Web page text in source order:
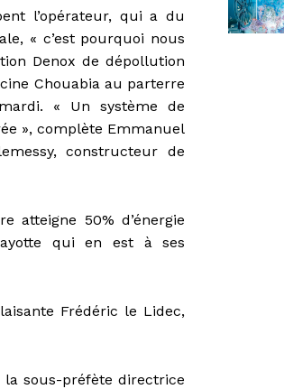
l’opérateur, qui a du
« c’est pourquoi nous
Denox de dépollution
Chouabia au parterre
« Un système de
», complète Emmanuel
constructeur de
50% d’énergie
qui en est à ses
Frédéric le Lidec,
la sous-préfète directrice